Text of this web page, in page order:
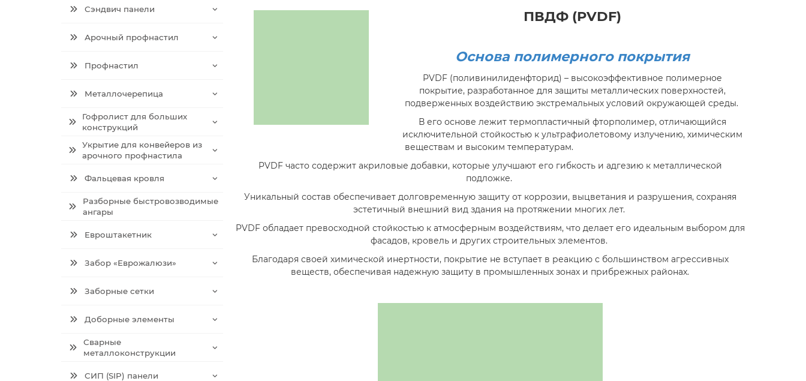
Сэндвич панели
Арочный профнастил
Профнастил
Металлочерепица
Гофролист для больших
конструкций
Укрытие для конвейеров из
арочного профнастила
Фальцевая кровля
Разборные быстровозводимые
ангары
Евроштакетник
Забор «Еврожалюзи»
Заборные сетки
Доборные элементы
Сварные
металлоконструкции
СИП (SIP) панели
ПВДФ (PVDF)
Основа полимерного покрытия
PVDF (поливинилиденфторид) – высокоэффективное полимерное
покрытие, разработанное для защиты металлических поверхностей,
подверженных воздействию экстремальных условий окружающей среды.
В его основе лежит термопластичный фторполимер, отличающийся
исключительной стойкостью к ультрафиолетовому излучению, химическим
веществам и высоким температурам.
PVDF часто содержит акриловые добавки, которые улучшают его гибкость и адгезию к металлической
подложке.
Уникальный состав обеспечивает долговременную защиту от коррозии, выцветания и разрушения, сохраняя
эстетичный внешний вид здания на протяжении многих лет.
PVDF обладает превосходной стойкостью к атмосферным воздействиям, что делает его идеальным выбором для
фасадов, кровель и других строительных элементов.
Благодаря своей химической инертности, покрытие не вступает в реакцию с большинством агрессивных
веществ, обеспечивая надежную защиту в промышленных зонах и прибрежных районах.